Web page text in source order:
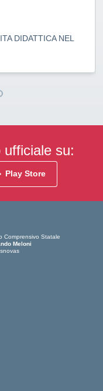
DIDATTICA NEL
su:
Play Store
Comprensivo Statale
Meloni